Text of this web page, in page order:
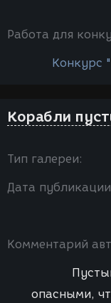
Работа для
Конкурс
Корабли
Тип галереи:
Дата
Комментарий
опасными,